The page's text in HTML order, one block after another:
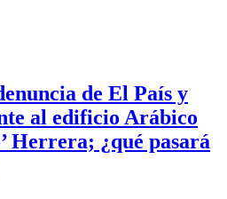
de El País y
al edificio Arábico
Herrera; ¿qué pasará